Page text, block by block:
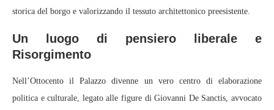
storica del borgo e valorizzando il tessuto architettonico preesistente.
Un luogo di pensiero liberale e
Risorgimento
Nell’Ottocento il Palazzo divenne un vero centro di elaborazione
politica e culturale, legato alle figure di Giovanni De Sanctis, avvocato